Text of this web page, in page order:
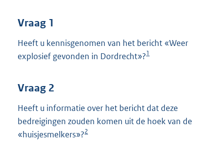
9
K
Vraag 1
Heeft u kennisgenomen van het bericht «Weer
explosief gevonden in Dordrecht»?1
Vraag 2
Heeft u informatie over het bericht dat deze
bedreigingen zouden komen uit de hoek van de
«huisjesmelkers»?2